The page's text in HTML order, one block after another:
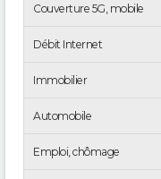
Couverture 5G, mobile
Débit Internet
Immobilier
Automobile
Emploi, chômage